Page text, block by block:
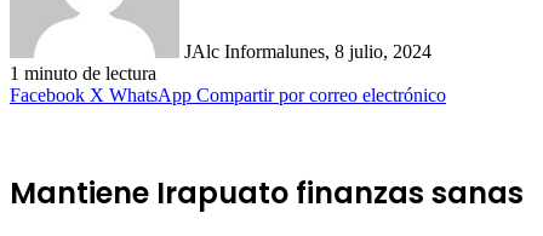
JAlc Informalunes, 8 julio, 2024
1 minuto de lectura
Facebook X WhatsApp Compartir por correo electrónico
Mantiene Irapuato finanzas sanas